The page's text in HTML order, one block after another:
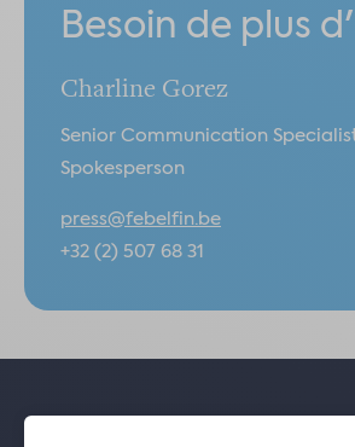
Besoin de plus
Charline Gorez
Senior Communication
Spokesperson
press@febelfin.be
+32 (2) 507 68 31